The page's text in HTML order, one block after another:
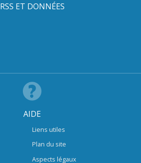
RSS ET DONNÉES
AIDE
Liens utiles
Plan du site
Aspects légaux